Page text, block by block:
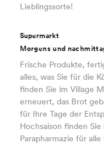
Lieblingssorte!
Supermarkt
Morgens und
Frische Produkte,
alles, was Sie für die
finden Sie im Village
erneuert, das Brot
für Ihre Tage der
Hochsaison finden
Parapharmazie für